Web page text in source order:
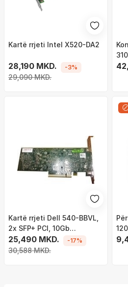
Kartë rrjeti Intel X520-DA2
28,190 MKD.
29,090 MKD.
-3%
Kartë rrjeti Dell 540-BBVL,
2x SFP+ PCI, 10Gb
Universal
25,490 MKD.
30,588 MKD.
-17%